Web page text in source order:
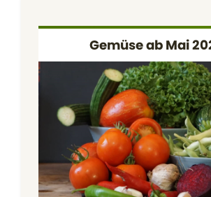
Gemüse ab Mai